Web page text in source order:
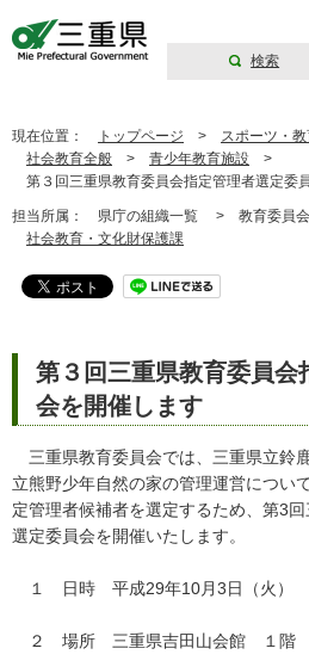
検索
現在位置： トップページ > スポーツ・
社会教育全般 > 青少年教育施設 >
第３回三重県教育委員会指定管理者選定委
担当所属： 県庁の組織一覧 > 教育委員
社会教育・文化財保護課
第３回三重県教育委員会
会を開催します
三重県教育委員会では、三重県立鈴
立熊野少年自然の家の管理運営につい
定管理者候補者を選定するため、第3
選定委員会を開催いたします。
１ 日時 平成29年10月3日（火）
２ 場所 三重県吉田山会館 １階